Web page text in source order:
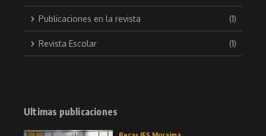
Publicaciones en la revista (1)
Revista Escolar (1)
Ultimas publicaciones